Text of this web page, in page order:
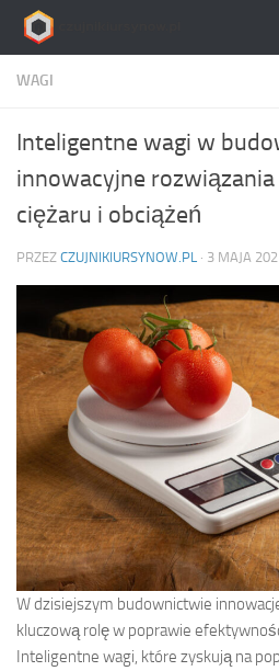
Skip to content
WAGI
Inteligentne wagi w
innowacyjne
ciężaru i obciążeń
PRZEZ CZUJNIKIURSYNOW.PL · 3 MAJA
W dzisiejszym budownictwie
kluczową rolę w poprawie
Inteligentne wagi, które zyskują na